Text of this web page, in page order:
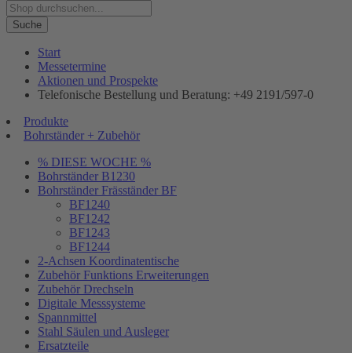
Suche
Start
Messetermine
Aktionen und Prospekte
Telefonische Bestellung und Beratung: +49 2191/597-0
Produkte
Bohrständer + Zubehör
% DIESE WOCHE %
Bohrständer B1230
Bohrständer Fräsständer BF
BF1240
BF1242
BF1243
BF1244
2-Achsen Koordinatentische
Zubehör Funktions Erweiterungen
Zubehör Drechseln
Digitale Messsysteme
Spannmittel
Stahl Säulen und Ausleger
Ersatzteile